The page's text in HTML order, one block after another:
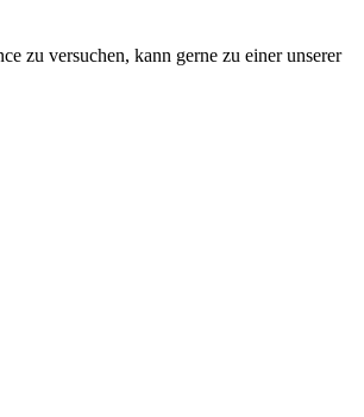
zu versuchen, kann gerne zu einer unserer